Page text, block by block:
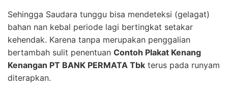
Sehingga Saudara tunggu bisa mendeteksi (gelagat)
bahan nan kebal periode lagi bertingkat setakar
kehendak. Karena tanpa merupakan penggalian
bertambah sulit penentuan Contoh Plakat Kenang
Kenangan PT BANK PERMATA Tbk terus pada runyam
diterapkan.